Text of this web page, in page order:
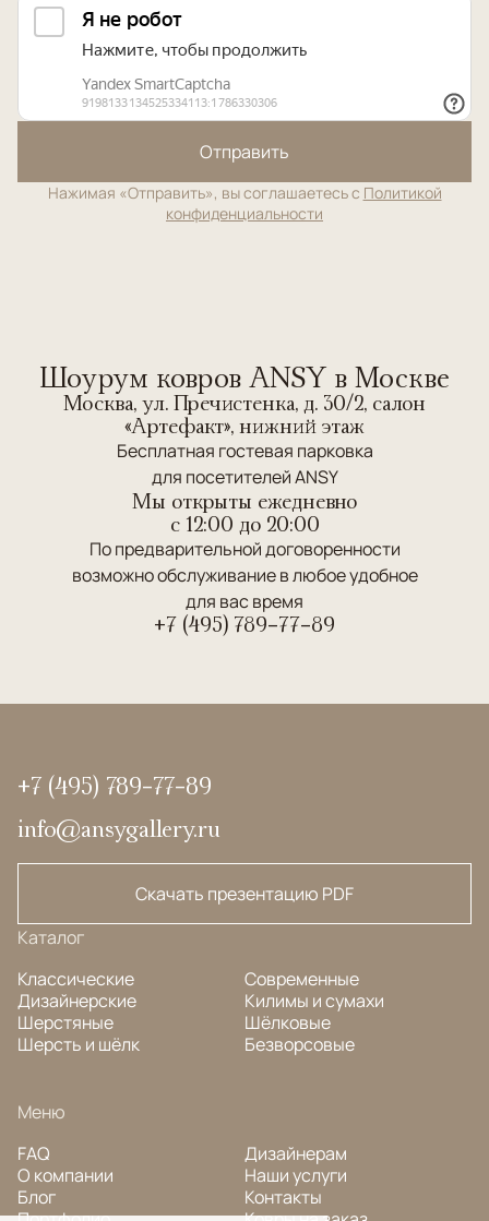
Отправить
Нажимая «Отправить», вы соглашаетесь с Политикой
конфиденциальности
Шоурум ковров ANSY в Москве
Москва, ул. Пречистенка, д. 30/2, салон
«Артефакт», нижний этаж
Бесплатная гостевая парковка
для посетителей ANSY
Мы открыты ежедневно
c 12:00 до 20:00
По предварительной договоренности
возможно обслуживание в любое удобное
для вас время
+7 (495) 789-77-89
+7 (495) 789-77-89
info@ansygallery.ru
Скачать презентацию PDF
Каталог
Классические
Дизайнерские
Шерстяные
Шерсть и шёлк
Современные
Килимы и сумахи
Шёлковые
Безворсовые
Меню
FAQ
О компании
Блог
Дизайнерам
Наши услуги
Контакты